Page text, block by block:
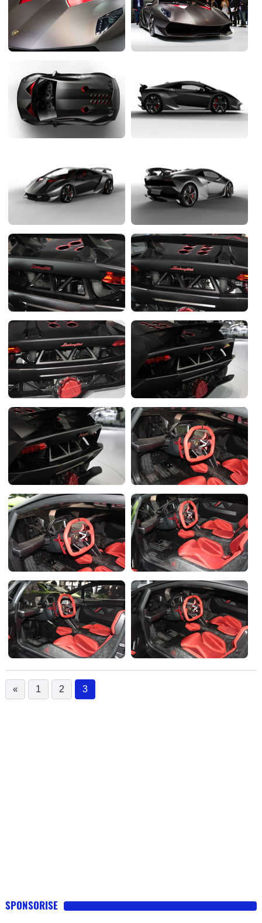
« 1 2 3
(current)
SPONSORISE